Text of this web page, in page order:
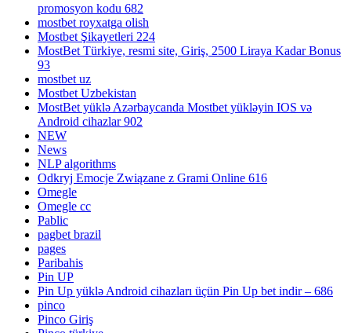
promosyon kodu 682
mostbet royxatga olish
Mostbet Şikayetleri 224
MostBet Türkiye, resmi site, Giriş, 2500 Liraya Kadar Bonus
93
mostbet uz
Mostbet Uzbekistan
MostBet yüklə Azərbaycanda Mostbet yükləyin IOS və
Android cihazlar 902
NEW
News
NLP algorithms
Odkryj Emocje Związane z Grami Online 616
Omegle
Omegle cc
Pablic
pagbet brazil
pages
Paribahis
Pin UP
Pin Up yüklə Android cihazları üçün Pin Up bet indir – 686
pinco
Pinco Giriş